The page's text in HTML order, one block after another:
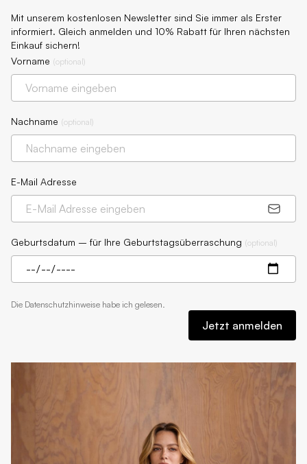
Mit unserem kostenlosen Newsletter sind Sie immer als Erster
informiert. Gleich anmelden und 10% Rabatt für Ihren nächsten
Einkauf sichern!
Vorname (optional)
Nachname (optional)
E-Mail Adresse
Geburtsdatum – für Ihre Geburtstagsüberraschung (optional)
Die Datenschutzhinweise habe ich gelesen.
Jetzt anmelden